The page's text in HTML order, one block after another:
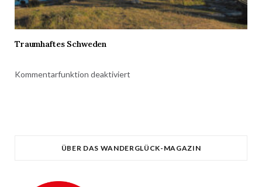
Traumhaftes Schweden
Kommentarfunktion deaktiviert
ÜBER DAS WANDERGLÜCK-MAGAZIN